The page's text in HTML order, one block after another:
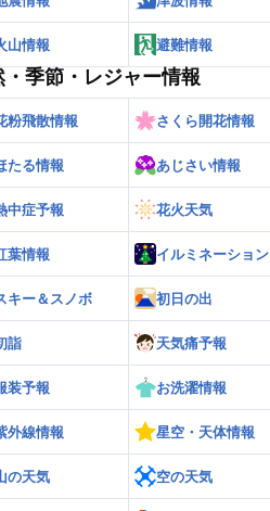
世界の雨雲レーダー
山情報 避難情報
・季節・レジャー情報
粉飛散情報 さくら開花情報
たる情報 あじさい情報
中症予報 花火天気
葉情報 イルミネーション
キー＆スノボ 初日の出
詣 天気痛予報
装予報 お洗濯情報
外線情報 星空・天体情報
の天気 空の天気